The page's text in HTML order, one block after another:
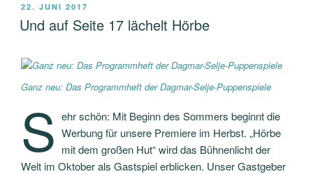
VERÖFFENTLICHT
AM
22. JUNI 2017
Und auf Seite 17 lächelt Hörbe
Ganz neu: Das Programmheft der Dagmar-Selje-Puppenspiele
S ehr schön: Mit Beginn des Sommers beginnt die
Werbung für unsere Premiere im Herbst. „Hörbe
mit dem großen Hut“ wird das Bühnenlicht der
Welt im Oktober als Gastspiel erblicken. Unser Gastgeber